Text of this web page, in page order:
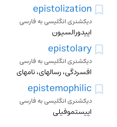
epistolization
دیکشنری انگلیسی به فارسی
اپیدورالسیون
epistolary
دیکشنری انگلیسی به فارسی
افسردگی، رسالهای، نامهای
epistemophilic
دیکشنری انگلیسی به فارسی
اپیستموفیلی